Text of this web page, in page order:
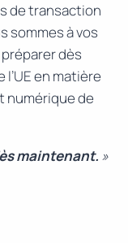
de transaction
sommes à vos
dès
en matière
numérique de
maintenant. »